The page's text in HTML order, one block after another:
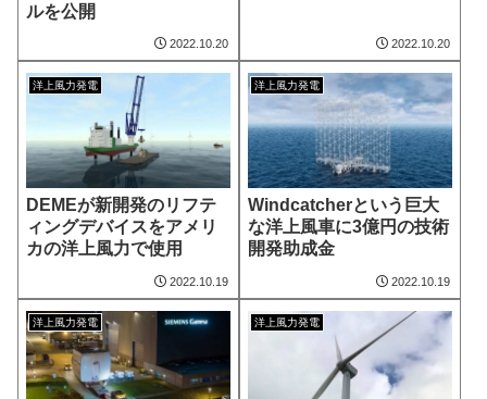
ルを公開
2022.10.20 2022.10.20
洋上風力発電
DEMEが新開発のリフテ
ィングデバイスをアメリ
カの洋上風力で使用
2022.10.19
洋上風力発電
Windcatcherという巨大
な洋上風車に3億円の技術
開発助成金
2022.10.19
洋上風力発電 洋上風力発電